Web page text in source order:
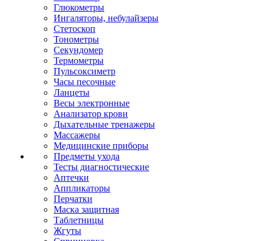
Глюкометры
Ингаляторы, небулайзеры
Стетоскоп
Тонометры
Секундомер
Термометры
Пульсоксиметр
Часы песочные
Ланцеты
Весы электронные
Анализатор крови
Дыхательные тренажеры
Массажеры
Медицинские приборы
Предметы ухода
Тесты диагностические
Аптечки
Аппликаторы
Перчатки
Маска защитная
Таблетницы
Жгуты